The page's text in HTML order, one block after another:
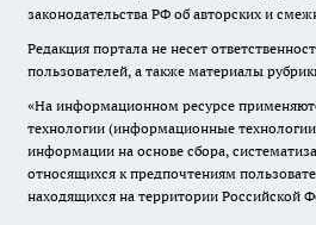
законодательства РФ об авторских и
Редакция портала не несет
пользователей, а также материалы
«На информационном ресурсе
технологии (информационные
информации на основе сбора,
относящихся к предпочтениям
находящихся на территории Российской